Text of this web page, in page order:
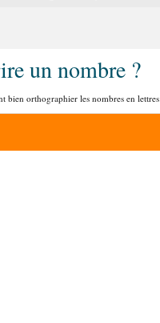
un nombre ?
bien orthographier les nombres en lettres